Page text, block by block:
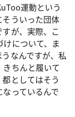
運動という
ういった団体
が、実際、こ
について、ま
なんですが、私
ちんと履いて
としてはそう
っているんで